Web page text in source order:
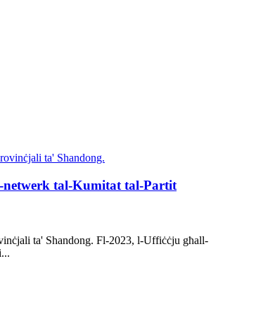
tal-Kumitat tal-Partit
ta' Shandong. Fl-2023, l-Uffiċċju għall-